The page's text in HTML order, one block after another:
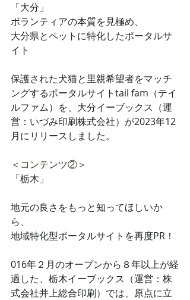
「大分」
ボランティアの本質を見極め、
大分県とペットに特化したポータルサ
イト
保護された犬猫と里親希望者をマッチ
ングするポータルサイトtail fam（テイ
ルファム）を、大分イーブックス（運
営：いづみ印刷株式会社）が2023年12
月にリリースしました。
＜コンテンツ②＞
「栃木」
地元の良さをもっと知ってほしいか
ら、
地域特化型ポータルサイトを再度PR！
016年２月のオープンから８年以上が経
過した、栃木イーブックス（運営：株
式会社井上総合印刷）では、原点に立